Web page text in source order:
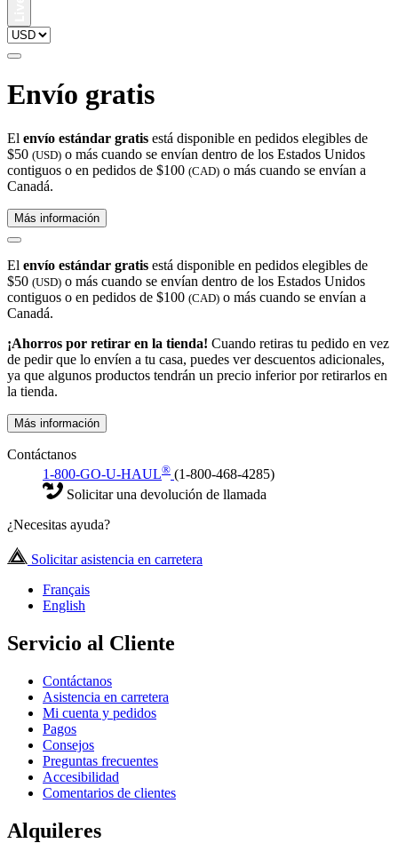
Envío gratis
El envío estándar gratis está disponible en pedidos elegibles de
$50 (USD) o más cuando se envían dentro de los Estados Unidos
contiguos o en pedidos de $100 (CAD) o más cuando se envían a
Canadá.
Más información
El envío estándar gratis está disponible en pedidos elegibles de
$50 (USD) o más cuando se envían dentro de los Estados Unidos
contiguos o en pedidos de $100 (CAD) o más cuando se envían a
Canadá.
¡Ahorros por retirar en la tienda! Cuando retiras tu pedido en vez
de pedir que lo envíen a tu casa, puedes ver descuentos adicionales,
ya que algunos productos tendrán un precio inferior por retirarlos en
la tienda.
Más información
Contáctanos
1-800-GO-U-HAUL® (1-800-468-4285)
Solicitar una devolución de llamada
¿Necesitas ayuda?
Solicitar asistencia en carretera
Français
English
Servicio al Cliente
Contáctanos
Asistencia en carretera
Mi cuenta y pedidos
Pagos
Consejos
Preguntas frecuentes
Accesibilidad
Comentarios de clientes
Alquileres